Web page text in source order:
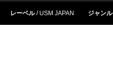
レーベル USM JAPAN ジャンル